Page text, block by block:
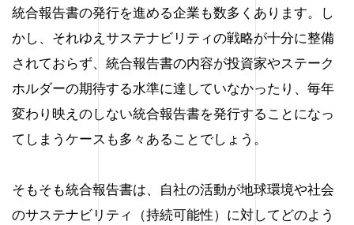
統合報告書の発行を進める企業も数多くあります。し
かし、それゆえサステナビリティの戦略が十分に整備
されておらず、統合報告書の内容が投資家やステーク
ホルダーの期待する水準に達していなかったり、毎年
変わり映えのしない統合報告書を発行することになっ
てしまうケースも多々あることでしょう。
そもそも統合報告書は、自社の活動が地球環境や社会
のサステナビリティ（持続可能性）に対してどのよう